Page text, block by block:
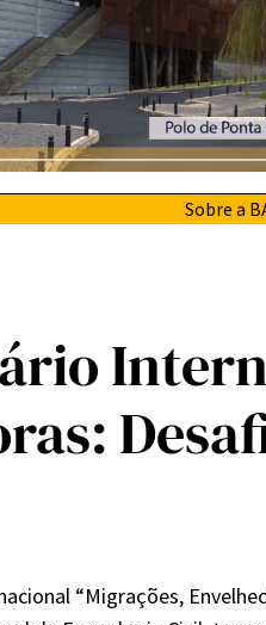
Sobre a
“Migrações,